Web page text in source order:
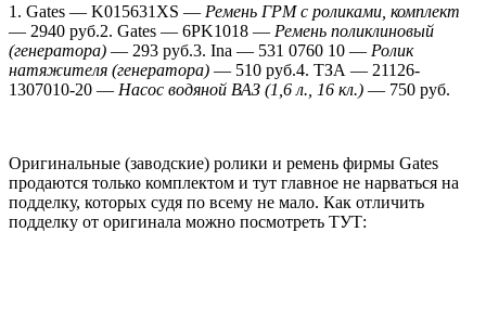
1. Gates — K015631XS — Ремень ГРМ с роликами, комплект
— 2940 руб.2. Gates — 6PK1018 — Ремень поликлиновый
(генератора) — 293 руб.3. Ina — 531 0760 10 — Ролик
натяжителя (генератора) — 510 руб.4. ТЗА — 21126-
1307010-20 — Насос водяной ВАЗ (1,6 л., 16 кл.) — 750 руб.
Оригинальные (заводские) ролики и ремень фирмы Gates
продаются только комплектом и тут главное не нарваться на
подделку, которых судя по всему не мало. Как отличить
подделку от оригинала можно посмотреть ТУТ: